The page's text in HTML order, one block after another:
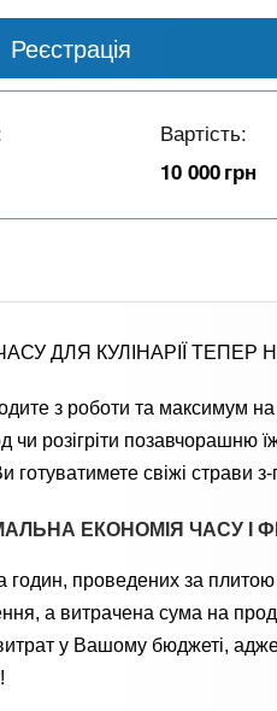
Реєстрація
Вартість:
10 000грн
ДЛЯ КУЛІНАРІЇ ТЕПЕР
з роботи та максимум
чи розігріти позавчорашню
готуватимете свіжі страви
ЕКОНОМІЯ ЧАСУ І
годин, проведених за
а витрачена сума на
у Вашому бюджеті,